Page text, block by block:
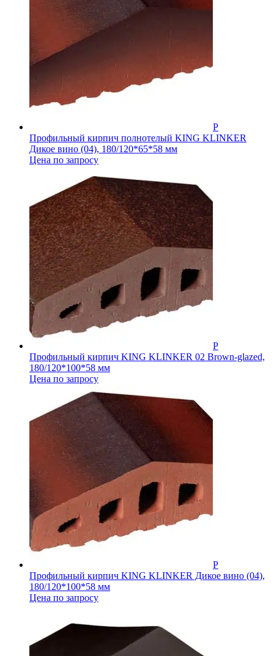
Профильный кирпич полнотелый KING KLINKER
Дикое вино (04), 180/120*65*58 мм
Цена по запросу
Профильный кирпич KING KLINKER 02 Brown-glazed,
180/120*100*58 мм
Цена по запросу
Профильный кирпич KING KLINKER Дикое вино (04),
180/120*100*58 мм
Цена по запросу